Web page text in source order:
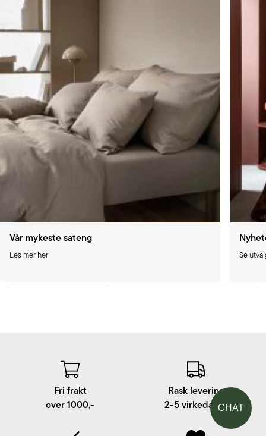
Vår mykeste sateng
Les mer her Se
Fri frakt
over 1000,-
Rask levering
2-5 virkedagerCHAT